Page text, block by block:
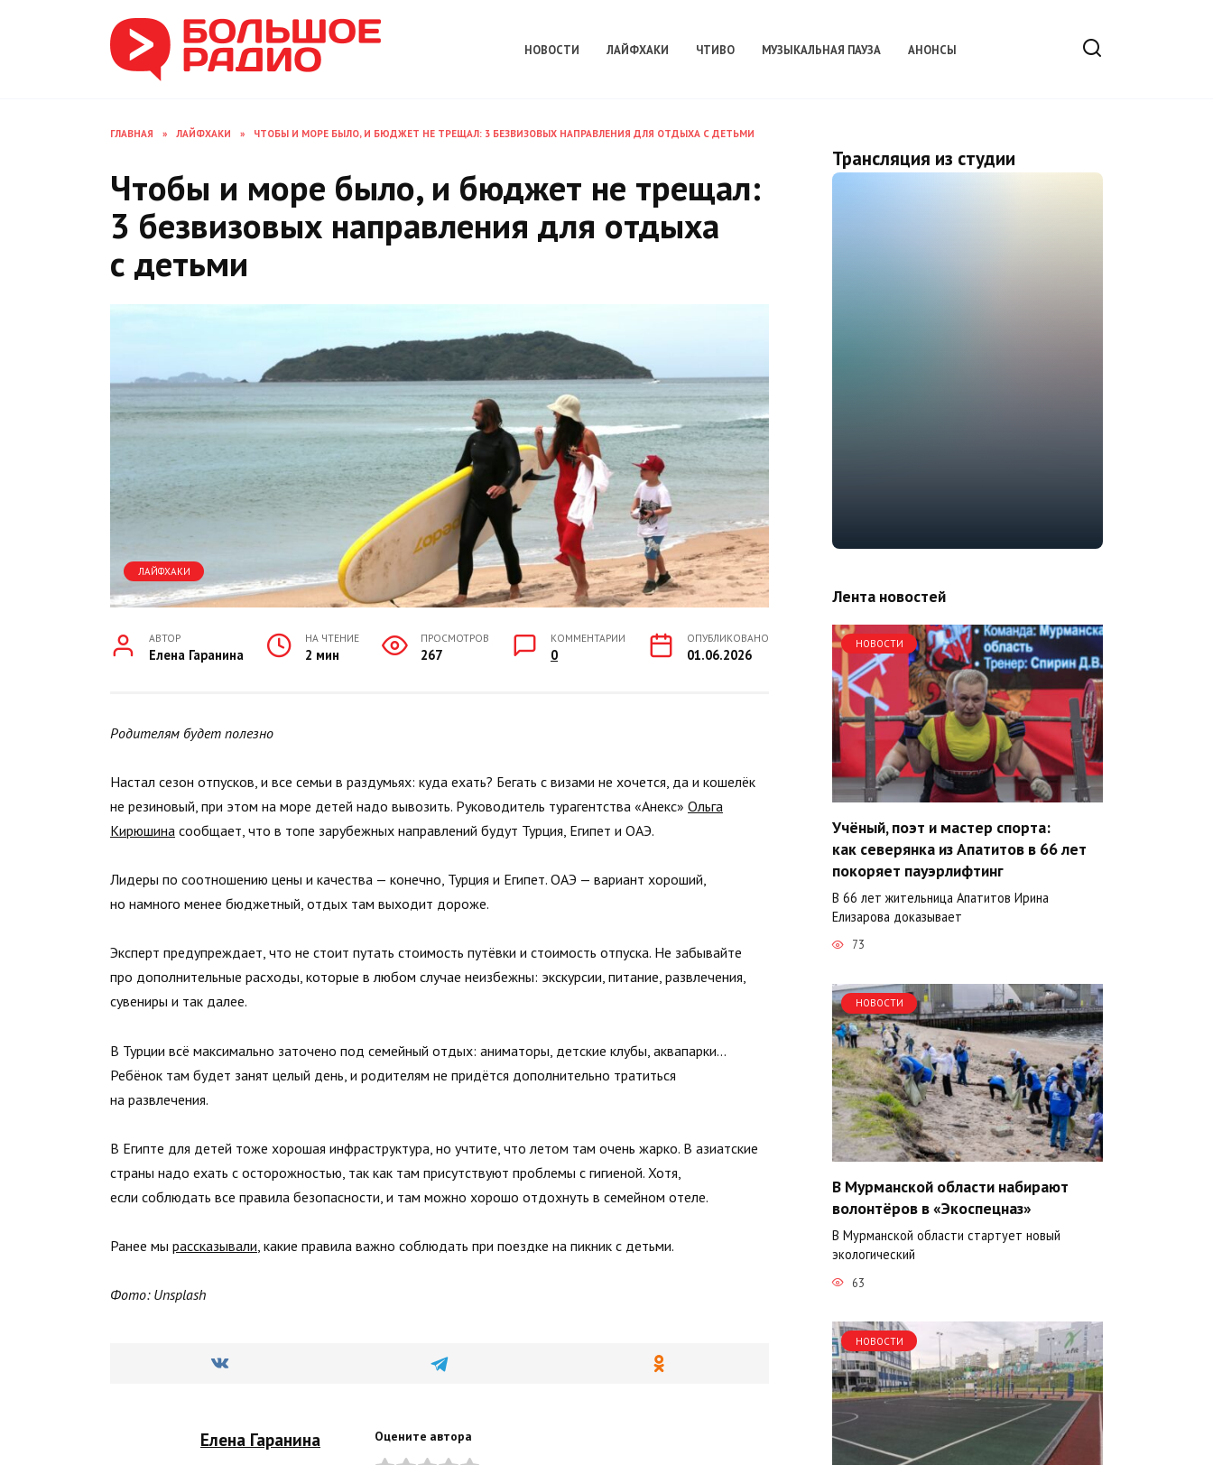
НОВОСТИ ЛАЙФХАКИ ЧТИВО МУЗЫКАЛЬНАЯ ПАУЗА АНОНСЫ
ГЛАВНАЯ » ЛАЙФХАКИ » ЧТОБЫ И МОРЕ БЫЛО, И БЮДЖЕТ НЕ ТРЕЩАЛ: 3 БЕЗВИЗОВЫХ НАПРАВЛЕНИЯ ДЛЯ ОТДЫХА С ДЕТЬМИ
Чтобы и море было, и бюджет не трещал:
3 безвизовых направления для отдыха
с детьми
ЛАЙФХАКИ
АВТОР
Елена Гаранина
НА ЧТЕНИЕ
2 мин
ПРОСМОТРОВ
267
КОММЕНТАРИИ
0
ОПУБЛИКОВАНО
01.06.2026
Родителям будет полезно
Настал сезон отпусков, и все семьи в раздумьях: куда ехать? Бегать с визами не хочется, да и кошелёк
не резиновый, при этом на море детей надо вывозить. Руководитель турагентства «Анекс» Ольга
Кирюшина сообщает, что в топе зарубежных направлений будут Турция, Египет и ОАЭ.
Лидеры по соотношению цены и качества — конечно, Турция и Египет. ОАЭ — вариант хороший,
но намного менее бюджетный, отдых там выходит дороже.
Эксперт предупреждает, что не стоит путать стоимость путёвки и стоимость отпуска. Не забывайте
про дополнительные расходы, которые в любом случае неизбежны: экскурсии, питание, развлечения,
сувениры и так далее.
В Турции всё максимально заточено под семейный отдых: аниматоры, детские клубы, аквапарки…
Ребёнок там будет занят целый день, и родителям не придётся дополнительно тратиться
на развлечения.
В Египте для детей тоже хорошая инфраструктура, но учтите, что летом там очень жарко. В азиатские
страны надо ехать с осторожностью, так как там присутствуют проблемы с гигиеной. Хотя,
если соблюдать все правила безопасности, и там можно хорошо отдохнуть в семейном отеле.
Ранее мы рассказывали , какие правила важно соблюдать при поездке на пикник с детьми.
Фото: Unsplash
Елена Гаранина Оцените автора
Трансляция из студии
Лента новостей
НОВОСТИ
Учёный, поэт и мастер спорта:
как северянка из Апатитов в 66 лет
покоряет пауэрлифтинг
В 66 лет жительница Апатитов Ирина
Елизарова доказывает
73
НОВОСТИ
В Мурманской области набирают
волонтёров в «Экоспецназ»
В Мурманской области стартует новый
экологический
63
НОВОСТИ